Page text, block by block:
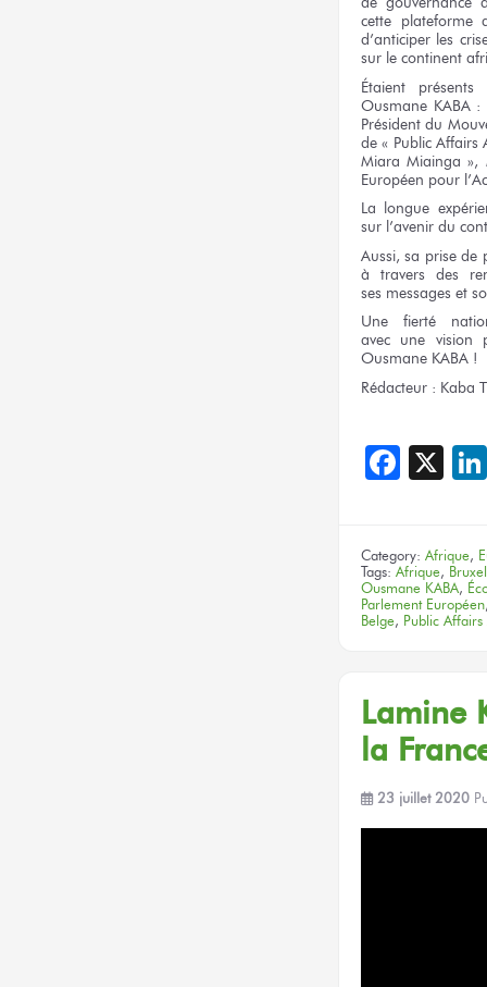
cette plateforme
d’anticiper les
sur le continent
Étaient présents
Ousmane KABA :
Présidentdu
de « PublicAffairs
MiaraMiainga »,
Européen pour
La longue
sur l’avenir du
Aussi,sa prise de
à travers
des
ses messages et
Une fierté
avec une vision
Ousmane KABA !
Rédacteur : Kaba
X
Category: Afrique,
Tags: Afrique,
Ousmane KABA,
Parlement Européen
Belge, Public
Lamine
la
23 juillet 2020